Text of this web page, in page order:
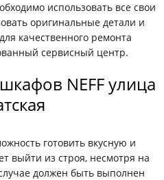
использовать все свои
оригинальные детали и
качественного ремонта
сервисный центр.
NEFF улица
готовить вкусную и
выйти из строя, несмотря на
должен быть выполнен